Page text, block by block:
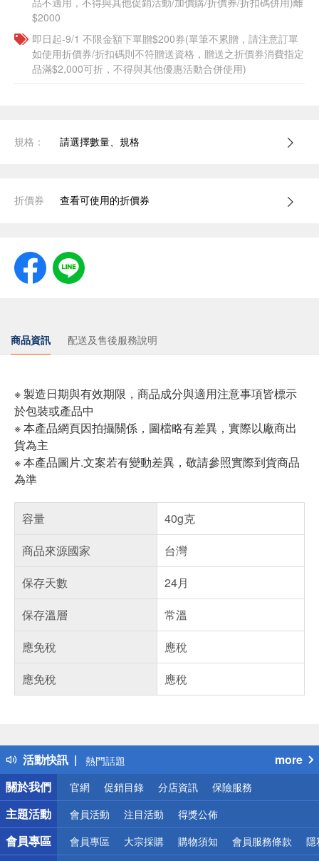
$2000
即日起-9/1 不限金額下單贈$200券(單筆不累贈，請注意訂單
如使用折價券/折扣碼則不符贈送資格，贈送之折價券消費指定
品滿$2,000可折，不得與其他優惠活動合併使用)
規格： 請選擇數量、規格
折價券 查看可使用的折價券
商品資訊 配送及售後服務說明
※ 製造日期與有效期限，商品成分與適用注意事項皆標示
於包裝或產品中
※ 本產品網頁因拍攝關係，圖檔略有差異，實際以廠商出
貨為主
※ 本產品圖片.文案若有變動差異，敬請參照實際到貨商品
為準
容量
40g克
商品來源國家
台灣
保存天數
24月
保存溫層
常溫
應免稅
應稅
應免稅
應稅
活動快訊
得獎公告
熱門話題
銀行優惠
偏遠地區配送
詐騙網頁！請小心！
more
關於我們
官網 促銷目錄 分店資訊 保險服務
主題活動 會員活動 注目活動 得獎公佈
會員專區 會員專區 大宗採購 購物須知 會員服務條款 隱